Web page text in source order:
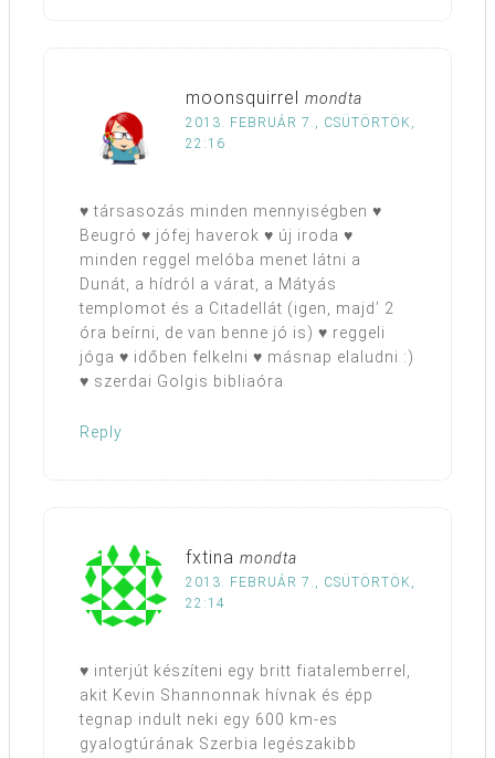
moonsquirrel mondta
2013. FEBRUÁR 7., CSÜTÖRTÖK,
22:16
♥ társasozás minden mennyiségben ♥
Beugró ♥ jófej haverok ♥ új iroda ♥
minden reggel melóba menet látni a
Dunát, a hídról a várat, a Mátyás
templomot és a Citadellát (igen, majd’ 2
óra beírni, de van benne jó is) ♥ reggeli
jóga ♥ időben felkelni ♥ másnap elaludni :)
♥ szerdai Golgis bibliaóra
Reply
fxtina mondta
2013. FEBRUÁR 7., CSÜTÖRTÖK,
22:14
♥ interjút készíteni egy britt fiatalemberrel,
akit Kevin Shannonnak hívnak és épp
tegnap indult neki egy 600 km-es
gyalogtúrának Szerbia legészakibb